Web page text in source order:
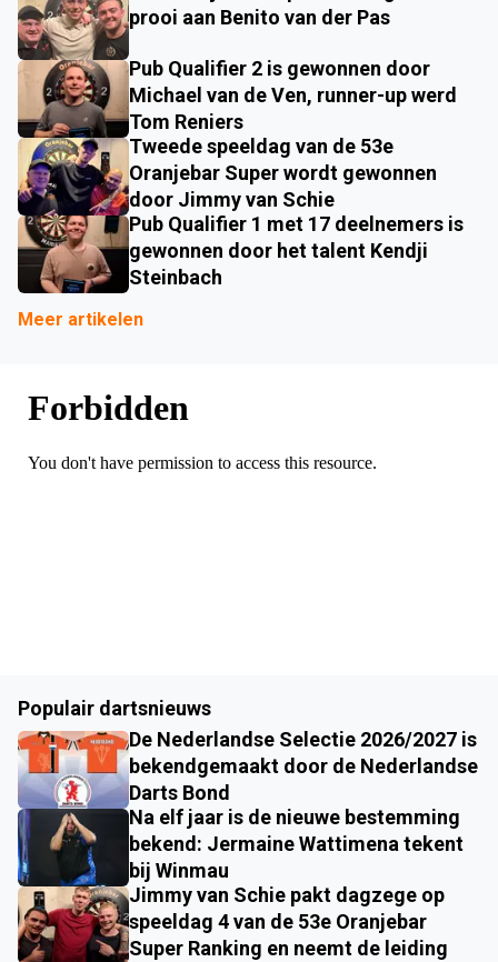
prooi aan Benito van der Pas
Pub Qualifier 2 is gewonnen door
Michael van de Ven, runner-up werd
Tom Reniers
Tweede speeldag van de 53e
Oranjebar Super wordt gewonnen
door Jimmy van Schie
Pub Qualifier 1 met 17 deelnemers is
gewonnen door het talent Kendji
Steinbach
Meer artikelen
Populair dartsnieuws
De Nederlandse Selectie 2026/2027 is
bekendgemaakt door de Nederlandse
Darts Bond
Na elf jaar is de nieuwe bestemming
bekend: Jermaine Wattimena tekent
bij Winmau
Jimmy van Schie pakt dagzege op
speeldag 4 van de 53e Oranjebar
Super Ranking en neemt de leiding